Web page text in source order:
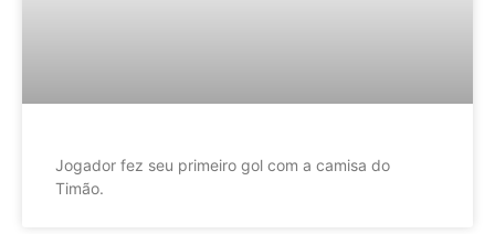
Jogador fez seu primeiro gol com a camisa do
Timão.